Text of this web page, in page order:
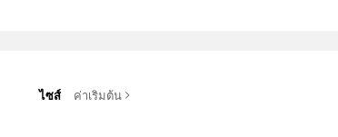
ไซส์ ค่าเริ่มต้น